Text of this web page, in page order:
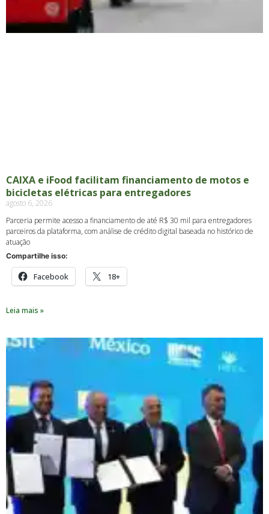
CAIXA e iFood facilitam financiamento de motos e
bicicletas elétricas para entregadores
agosto 6, 2026
Parceria permite acesso a financiamento de até R$ 30 mil para entregadores
parceiros da plataforma, com análise de crédito digital baseada no histórico de
atuação
Compartilhe isso:
Facebook 18+
Leia mais »